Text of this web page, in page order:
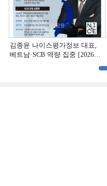
김종윤 나이스평가정보 대표,
베트남·SCB 역량 집중 [2026